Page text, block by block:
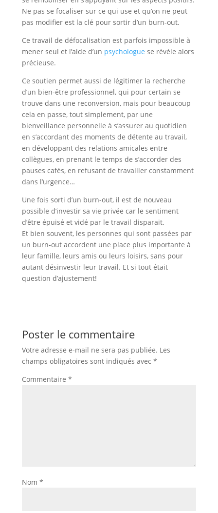
Ne pas se focaliser sur ce qui use et qu’on ne peut
pas modifier est la clé pour sortir d’un burn-out.
Ce travail de défocalisation est parfois impossible à
mener seul et l’aide d’un psychologue se révèle alors
précieuse.
Ce soutien permet aussi de légitimer la recherche
d’un bien-être professionnel, qui pour certain se
trouve dans une reconversion, mais pour beaucoup
cela en passe, tout simplement, par une
bienveillance personnelle à s’assurer au quotidien
en s’accordant des moments de détente au travail,
en développant des relations amicales entre
collègues, en prenant le temps de s’accorder des
pauses cafés, en refusant de travailler constamment
dans l’urgence…
Une fois sorti d’un burn-out, il est de nouveau
possible d’investir sa vie privée car le sentiment
d’être épuisé et vidé par le travail disparait.
Et bien souvent, les personnes qui sont passées par
un burn-out accordent une place plus importante à
leur famille, leurs amis ou leurs loisirs, sans pour
autant désinvestir leur travail. Et si tout était
question d’ajustement!
Poster le commentaire
Votre adresse e-mail ne sera pas publiée. Les
champs obligatoires sont indiqués avec *
Commentaire *
Nom *